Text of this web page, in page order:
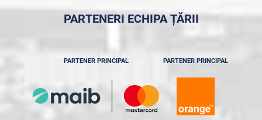
PARTENERI ECHIPA ȚĂRII
PARTENER PRINCIPAL PARTENER PRINCIPAL